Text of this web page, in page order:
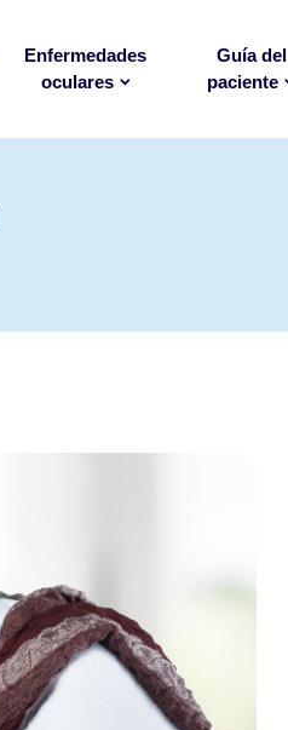
Enfermedades
oculares
Guía del
paciente